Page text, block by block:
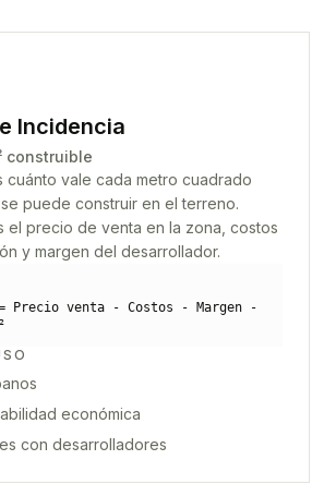
Incidencia
construible
cuánto vale cada metro cuadrado
puede construir en el terreno.
el precio de venta en la zona, costos
y margen del desarrollador.
Precio venta - Costos - Margen -
económica
con desarrolladores